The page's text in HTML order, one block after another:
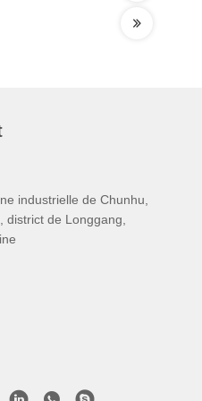
industrielle de Chunhu,
district de Longgang,